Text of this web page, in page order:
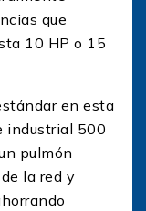
que
10 HP o 15
en esta
industrial 500
pulmón
la red y